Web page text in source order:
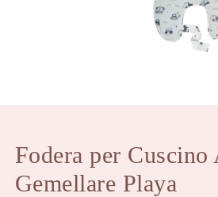
Fodera per Cuscino
Gemellare Playa